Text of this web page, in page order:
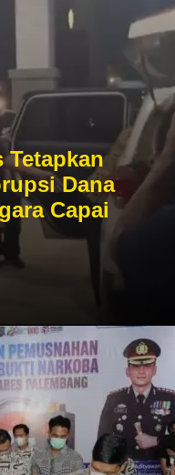
Tetapkan
Dana
Capai